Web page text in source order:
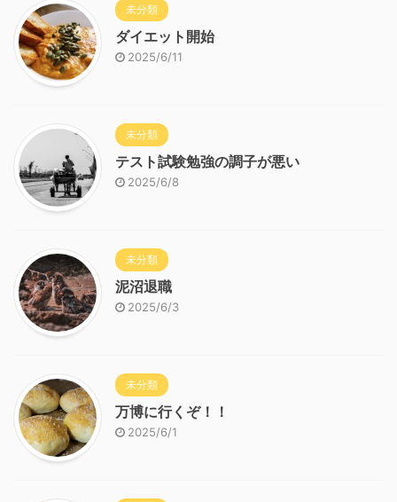
未分類
ダイエット開始
2025/6/11
未分類
テスト試験勉強の調子が悪い
2025/6/8
未分類
泥沼退職
2025/6/3
未分類
万博に行くぞ！！
2025/6/1